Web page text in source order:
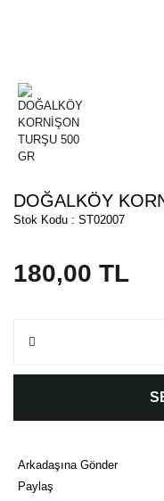
DOĞALKÖY
Stok Kodu : ST02007
180,00 TL
Arkadaşına Gönder
Paylaş